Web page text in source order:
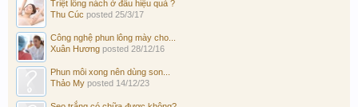
Triệt lông nách ở đâu hiệu quả ?
Thu Cúc posted 25/3/17
Công nghệ phun lông mày cho...
Xuân Hương posted 28/12/16
Phun môi xong nên dùng son...
Thảo My posted 14/12/23